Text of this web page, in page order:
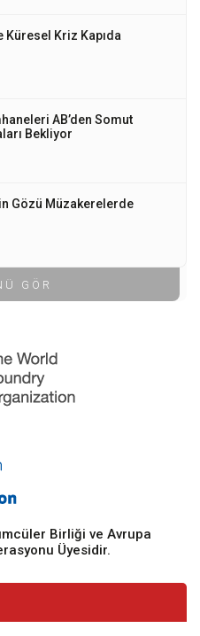
Küresel Kriz Kapıda
AB’den Somut
Bekliyor
Gözü Müzakerelerde
GÖR
Birliği ve Avrupa
Üyesidir.